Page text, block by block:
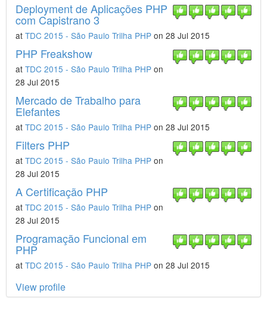
Deployment de Aplicações PHP
com Capistrano 3
at TDC 2015 - São Paulo Trilha PHP on 28 Jul 2015
PHP Freakshow
at TDC 2015 - São Paulo Trilha PHP on
28 Jul 2015
Mercado de Trabalho para
Elefantes
at TDC 2015 - São Paulo Trilha PHP on 28 Jul 2015
Filters PHP
at TDC 2015 - São Paulo Trilha PHP on
28 Jul 2015
A Certificação PHP
at TDC 2015 - São Paulo Trilha PHP on
28 Jul 2015
Programação Funcional em
PHP
at TDC 2015 - São Paulo Trilha PHP on 28 Jul 2015
View profile